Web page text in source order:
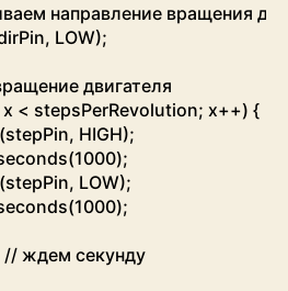
направление вращения
, LOW);
двигателя
x < stepsPerRevolution; x++) {
(stepPin, HIGH);
(1000);
(stepPin, LOW);
(1000);
// ждем секунду